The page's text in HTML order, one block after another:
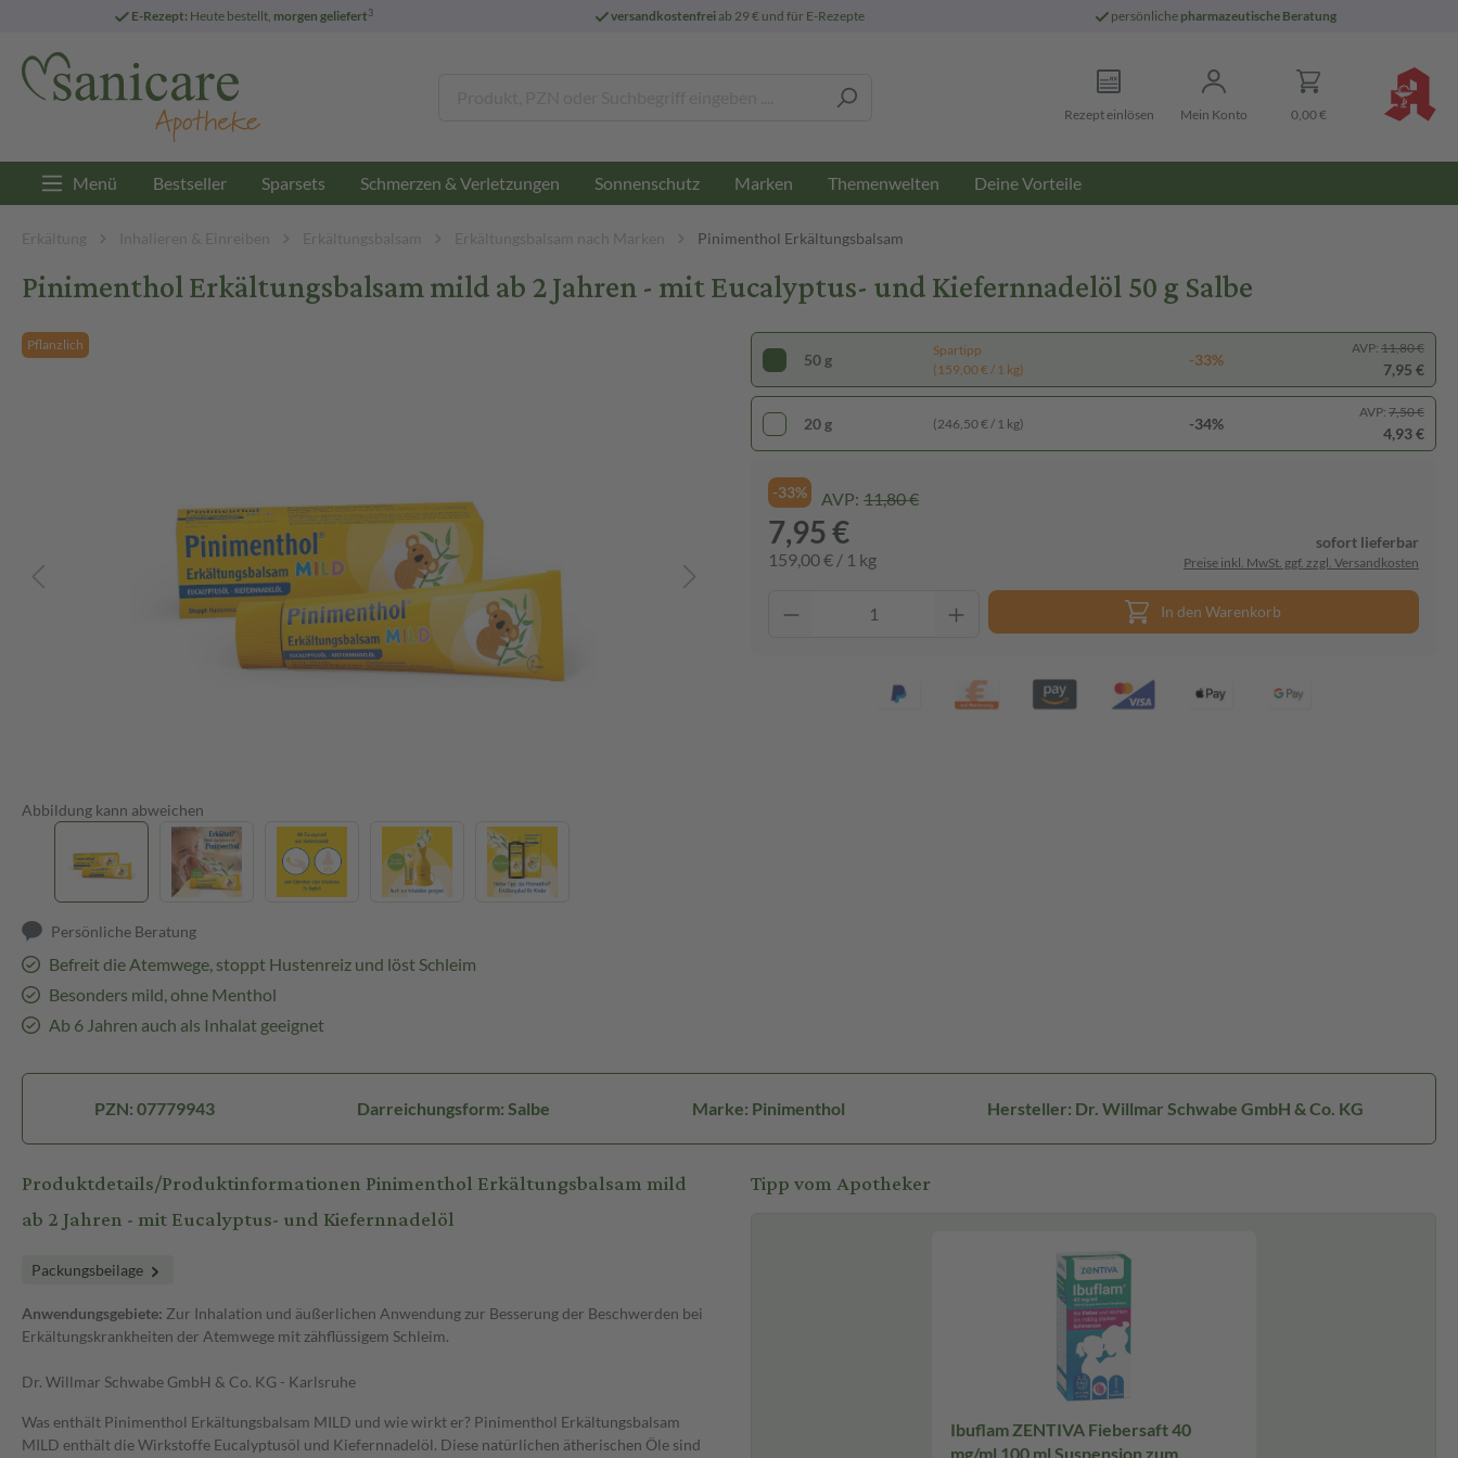
E-Rezept: Heute bestellt, morgen geliefert3 versandkostenfreiab 29 € und für E-Rezepte persönliche pharmazeutische Beratung
Rezept einlösen Mein Konto 0,00 €
Menü Bestseller Sparsets Schmerzen & Verletzungen Sonnenschutz Marken Themenwelten Deine Vorteile
Erkältung Inhalieren & Einreiben Erkältungsbalsam Erkältungsbalsam nach Marken Pinimenthol Erkältungsbalsam
Pinimenthol Erkältungsbalsam mild ab 2 Jahren - mit Eucalyptus- und Kiefernnadelöl 50 g Salbe
Pflanzlich
Abbildung kann abweichen
Persönliche Beratung
Befreit die Atemwege, stoppt Hustenreiz und löst Schleim
Besonders mild, ohne Menthol
Ab 6 Jahren auch als Inhalat geeignet
50 g
Spartipp
(159,00 € / 1 kg)
-33%
AVP: 11,80 €
7,95 €
20 g (246,50 € / 1 kg) -34%
AVP: 7,50 €
4,93 €
-33% AVP: 11,80 €
7,95 €
159,00 € / 1 kg
sofort lieferbar
Preise inkl. MwSt. ggf. zzgl. Versandkosten
In den Warenkorb
PZN: 07779943 Darreichungsform: Salbe Marke: Pinimenthol Hersteller: Dr. Willmar Schwabe GmbH & Co. KG
Produktdetails/Produktinformationen Pinimenthol Erkältungsbalsam mild
ab 2 Jahren - mit Eucalyptus- und Kiefernnadelöl
Packungsbeilage
Anwendungsgebiete: Zur Inhalation und äußerlichen Anwendung zur Besserung der Beschwerden bei
Erkältungskrankheiten der Atemwege mit zähflüssigem Schleim.
Dr. Willmar Schwabe GmbH & Co. KG - Karlsruhe
Was enthält Pinimenthol Erkältungsbalsam MILD und wie wirkt er? Pinimenthol Erkältungsbalsam
MILD enthält die Wirkstoffe Eucalyptusöl und Kiefernnadelöl. Diese natürlichen ätherischen Öle sind
Tipp vom Apotheker
Ibuflam ZENTIVA Fiebersaft 40
mg/ml 100 ml Suspension zum